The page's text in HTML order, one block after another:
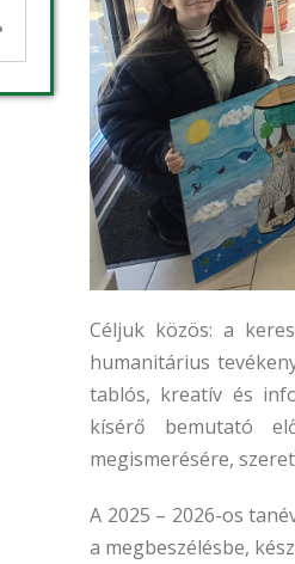
Céljuk közös: a
humanitárius
tablós, kreatív és
kísérő bemutató
megismerésére,
A 2025 – 2026-os
a megbeszélésbe,